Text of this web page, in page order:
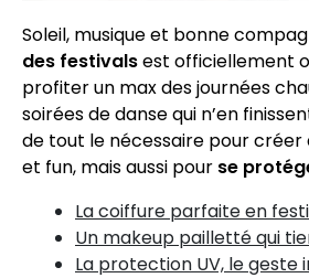
Soleil, musique et bonne
des festivalsest officiellement
profiter un max des journées
soirées de danse qui n’en
de tout le nécessaire pour créer
et fun, mais aussi pour se
La coiffure parfaite en
Un makeup pailletté qui
La protection UV, le geste